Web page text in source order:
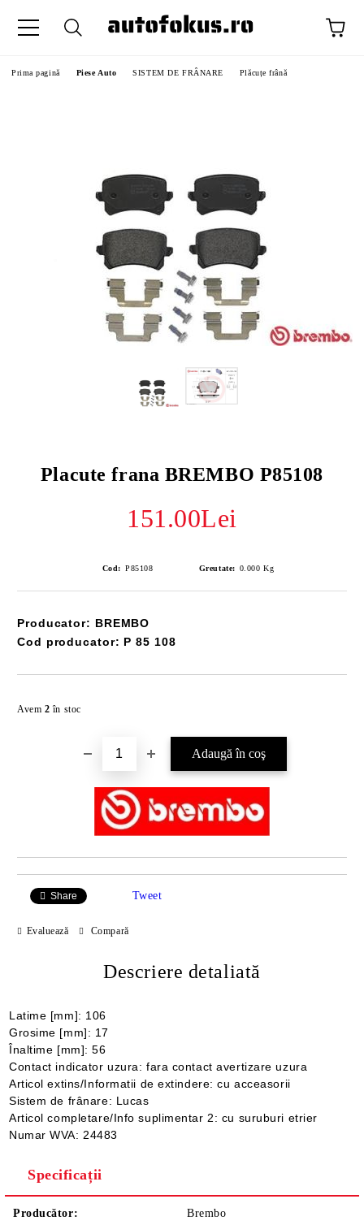
Prima pagină Piese Auto SISTEM DE FRÂNARE Plăcuțe frână
Placute frana BREMBO P85108
151.00Lei
Cod: P85108 Greutate: 0.000 Kg
Producator: BREMBO
Cod producator: P 85 108
Avem 2 în stoc
Share Tweet
Evaluează Compară
Descriere detaliată
Latime [mm]: 106
Grosime [mm]: 17
Înaltime [mm]: 56
Contact indicator uzura: fara contact avertizare uzura
Articol extins/Informatii de extindere: cu acceasorii
Sistem de frânare: Lucas
Articol completare/Info suplimentar 2: cu suruburi etrier
Numar WVA: 24483
Specificații
Producător: Brembo